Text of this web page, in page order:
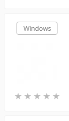
Windows
★ ★ ★ ★ ★
★ ★ ★ ★ ★